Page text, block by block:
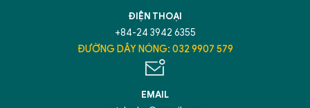
ĐIỆN THOẠI
+84-24 3942 6355
ĐƯỜNG DÂY NÓNG: 032 9907 579
EMAIL